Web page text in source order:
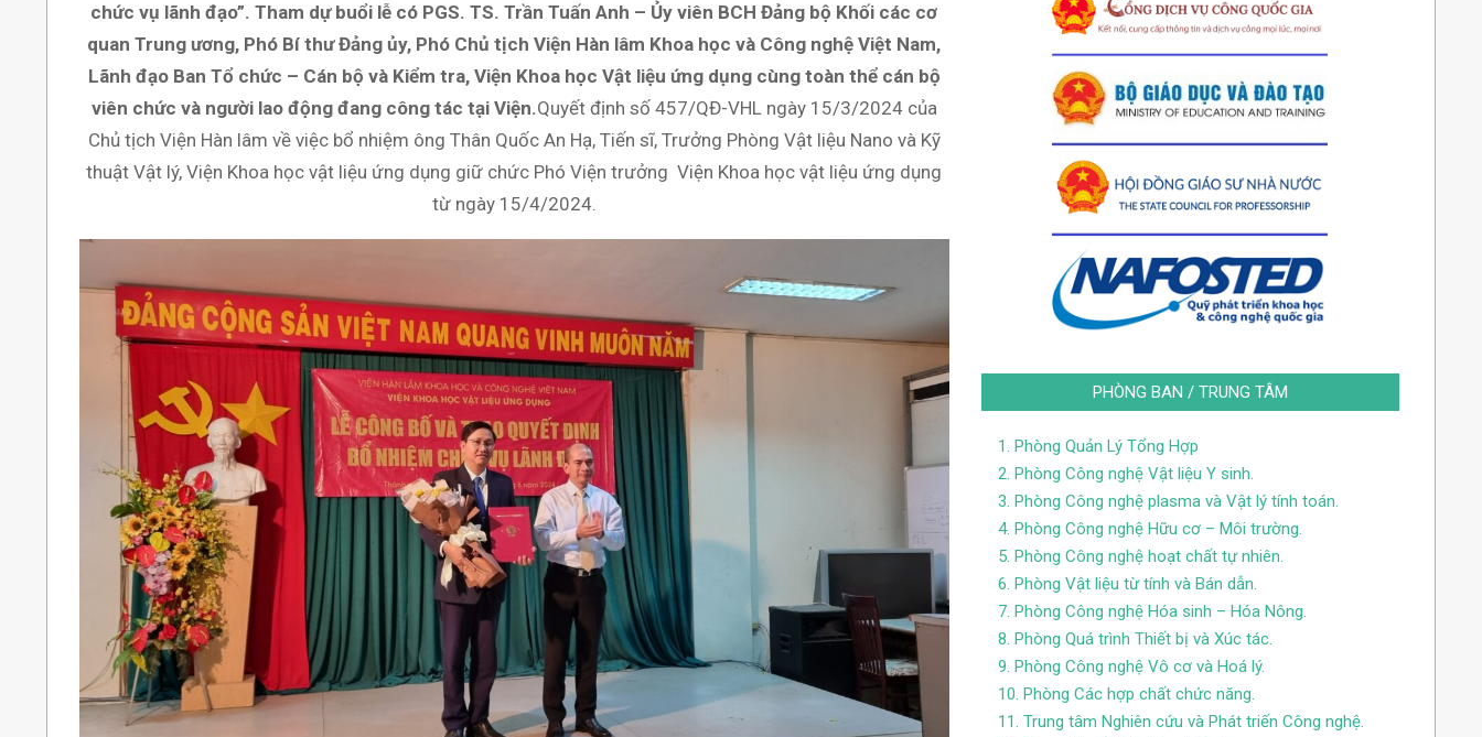
chức vụ lãnh đạo”. Tham dự buổi lễ có PGS. TS. Trần Tuấn Anh – Ủy viên BCH Đảng bộ Khối các cơ
quan Trung ương, Phó Bí thư Đảng ủy, Phó Chủ tịch Viện Hàn lâm Khoa học và Công nghệ Việt Nam,
Lãnh đạo Ban Tổ chức – Cán bộ và Kiểm tra, Viện Khoa học Vật liệu ứng dụng cùng toàn thể cán bộ
viên chức và người lao động đang công tác tại Viện.Quyết định số 457/QĐ-VHL ngày 15/3/2024 của
Chủ tịch Viện Hàn lâm về việc bổ nhiệm ông Thân Quốc An Hạ, Tiến sĩ, Trưởng Phòng Vật liệu Nano và Kỹ
thuật Vật lý, Viện Khoa học vật liệu ứng dụng giữ chức Phó Viện trưởng Viện Khoa học vật liệu ứng dụng
từ ngày 15/4/2024.
PHÒNG BAN / TRUNG TÂM
1. Phòng Quản Lý Tổng Hợp
2. Phòng Công nghệ Vật liệu Y sinh.
3. Phòng Công nghệ plasma và Vật lý tính toán.
4. Phòng Công nghệ Hữu cơ – Môi trường.
5. Phòng Công nghệ hoạt chất tự nhiên.
6. Phòng Vật liệu từ tính và Bán dẫn.
7. Phòng Công nghệ Hóa sinh – Hóa Nông.
8. Phòng Quá trình Thiết bị và Xúc tác.
9. Phòng Công nghệ Vô cơ và Hoá lý.
10. Phòng Các hợp chất chức năng.
11. Trung tâm Nghiên cứu và Phát triến Công nghệ.